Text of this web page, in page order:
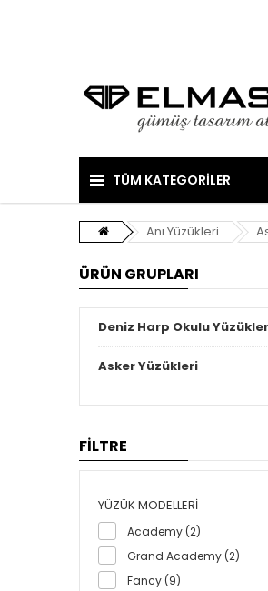
TÜM KATEGORİLER
Anı Yüzükleri
ÜRÜN GRUPLARI
Deniz Harp Okulu
Asker Yüzükleri
FİLTRE
YÜZÜK MODELLERI
Academy (2)
Grand Academy (2)
Fancy (9)